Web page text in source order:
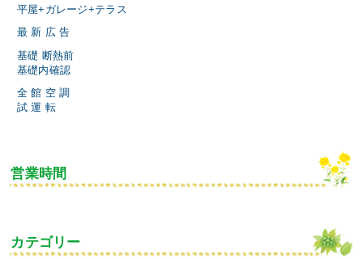
平屋+ガレージ+テラス
最 新 広 告
基礎 断熱前
基礎内確認
全 館 空 調
試 運 転
営業時間
カテゴリー